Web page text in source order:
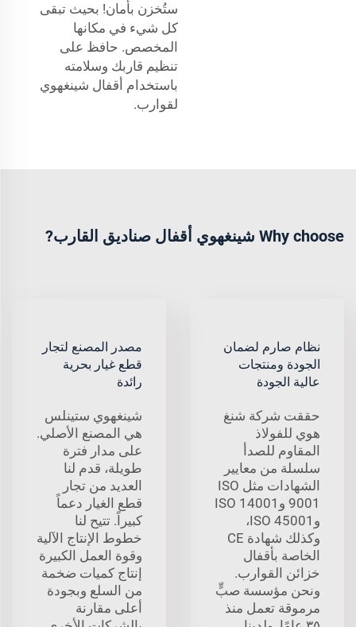
ستُخزن بأمان! بحيث تبقى
كل شيء في مكانها
المخصص. حافظ على
تنظيم قاربك وسلامته
باستخدام أقفال شينغهوي
لقوارب.
Why choose شينغهوي أقفال صناديق القارب?
نظام صارم لضمان
الجودة ومنتجات
عالية الجودة
حققت شركة شنغ
هوي للفولاذ
المقاوم للصدأ
سلسلة من معايير
الشهادات مثل ISO
9001 وISO 14001
وISO 45001،
وكذلك شهادة CE
الخاصة بأقفال
خزائن القوارب.
ونحن مؤسسة صبٍّ
مرموقة تعمل منذ
مصدر المصنع لتجار
قطع غيار بحرية
رائدة
شينغهوي ستينلس
هي المصنع الأصلي.
على مدار فترة
طويلة، قدم لنا
العديد من تجار
قطع الغيار دعماً
كبيراً. تتيح لنا
خطوط الإنتاج الآلية
وقوة العمل الكبيرة
إنتاج كميات ضخمة
من السلع وبجودة
أعلى مقارنة